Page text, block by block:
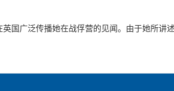
国广泛传播她在战俘营的见闻。由于她所讲